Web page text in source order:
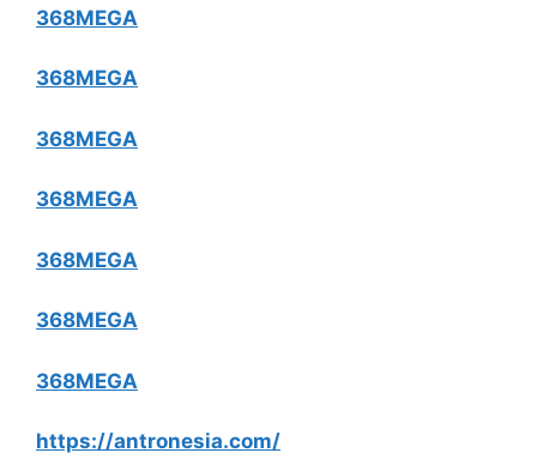
368MEGA
368MEGA
368MEGA
368MEGA
368MEGA
368MEGA
368MEGA
https://antronesia.com/